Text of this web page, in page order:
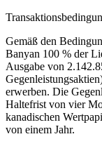
Gemäß den
Banyan 100 % der
Ausgabe von
erwerben. Die
Haltefrist von vier
kanadischen
von einem Jahr.